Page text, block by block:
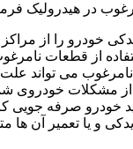
در هیدرولیک
خودرو را از مراکز
از قطعات
می تواند
مشکلات خودروی
خودرو صرفه جویی
و یا تعمیر آن ها